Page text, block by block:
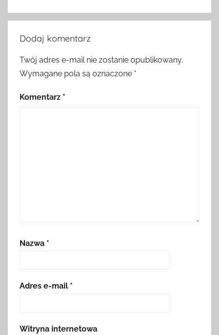
Dodaj komentarz
Twój adres e-mail nie zostanie opublikowany.
Wymagane pola są oznaczone *
Komentarz *
Nazwa *
Adres e-mail *
Witryna internetowa